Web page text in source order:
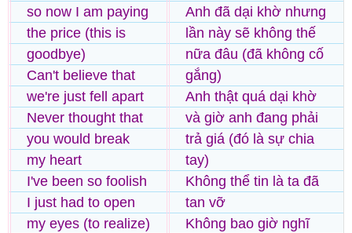
so now I am paying
the price (this is
goodbye)
Can't believe that
we're just fell apart
Never thought that
you would break
my heart
I've been so foolish
I just had to open
my eyes (to realize)
Anh đã dại khờ nhưng
lần này sẽ không thế
nữa đâu (đã không cố
gắng)
Anh thật quá dại khờ
và giờ anh đang phải
trả giá (đó là sự chia
tay)
Không thể tin là ta đã
tan vỡ
Không bao giờ nghĩ